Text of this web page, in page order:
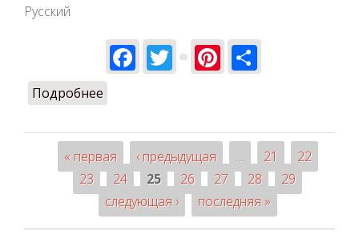
Русский
Facebook
TwitterPinterest
Подробнее
Страницы
« первая ‹ предыдущая … 21
22
23
24 25 26 27 28
29
следующая ›
последняя »